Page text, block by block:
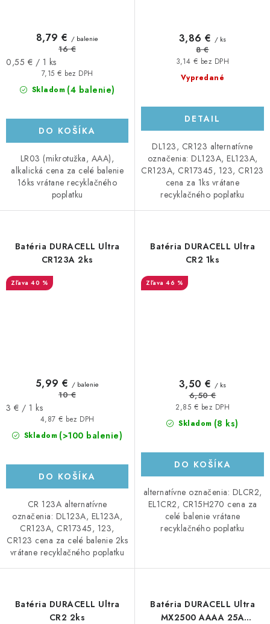
Skladom (4 balenie)
7,15 € bez DPH
8,79 € / balenie
16 €
Jednotková
0,55 € / 1 ks
DO KOŠÍKA
LR03 (mikrotužka, AAA),
alkalická cena za celé balenie
16ks vrátane recyklačného
poplatku
Vypredané
3,14 € bez DPH
3,86 € / ks
8 €
DETAIL
DL123, CR123 alternatívne
označenia: DL123A, EL123A,
CR123A, CR17345, 123, CR123
cena za 1ks vrátane
recyklačného poplatku
Batéria DURACELL Ultra
CR123A 2ks
40 %
Skladom (>100 balenie)
4,87 € bez DPH
5,99 € / balenie
10 €
Jednotková
3 € / 1 ks
DO KOŠÍKA
CR 123A alternatívne
označenia: DL123A, EL123A,
CR123A, CR17345, 123,
CR123 cena za celé balenie 2ks
vrátane recyklačného poplatku
Batéria DURACELL Ultra
CR2 1ks
46 %
Skladom (8 ks)
2,85 € bez DPH
3,50 € / ks
6,50 €
DO KOŠÍKA
alternatívne označenia: DLCR2,
EL1CR2, CR15H270 cena za
celé balenie vrátane
recyklačného poplatku
Batéria DURACELL Ultra
CR2 2ks
Batéria DURACELL Ultra
MX2500 AAAA 25A